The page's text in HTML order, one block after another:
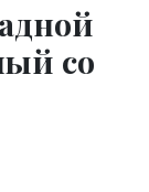
со